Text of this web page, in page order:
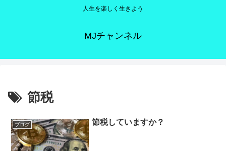
人生を楽しく生きよう
MJチャンネル
節税
ブログ 節税していますか？